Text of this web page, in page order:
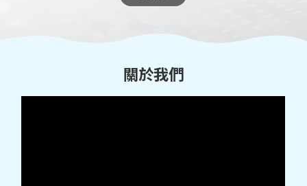
一、請填妥「錄取生報到意願書」(如附件)，
至：116臺北市文山區指南路二段64號百年樓
表，請見附件pdf檔。 政大115學年度碩士在
試名單」、「參加面試注意事項」
21989,r122.php?Lang=zh-tw
關於我們